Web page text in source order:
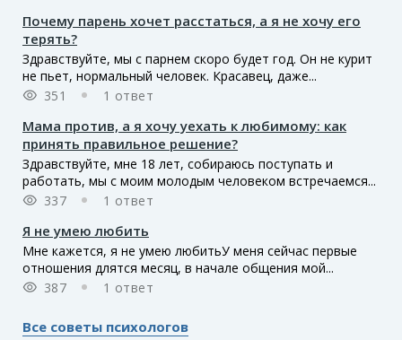
Почему парень хочет расстаться, а я не хочу его
терять?
Здравствуйте, мы с парнем скоро будет год. Он не курит
не пьет, нормальный человек. Красавец, даже...
351
1 ответ
Мама против, а я хочу уехать к любимому: как
принять правильное решение?
Здравствуйте, мне 18 лет, собираюсь поступать и
работать, мы с моим молодым человеком встречаемся...
337
1 ответ
Я не умею любить
Мне кажется, я не умею любитьУ меня сейчас первые
отношения длятся месяц, в начале общения мой...
387
1 ответ
Все советы психологов